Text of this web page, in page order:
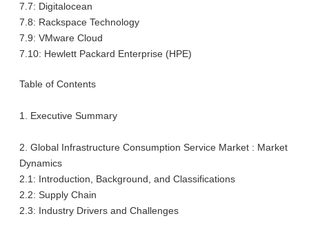
7.7: Digitalocean
7.8: Rackspace Technology
7.9: VMware Cloud
7.10: Hewlett Packard Enterprise (HPE)
Table of Contents
1. Executive Summary
2. Global Infrastructure Consumption Service Market : Market
Dynamics
2.1: Introduction, Background, and Classifications
2.2: Supply Chain
2.3: Industry Drivers and Challenges